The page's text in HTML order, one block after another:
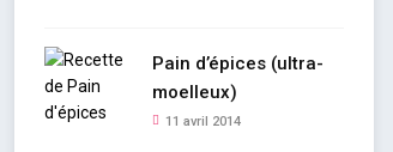
Pain d’épices (ultra-
moelleux)
11 avril 2014